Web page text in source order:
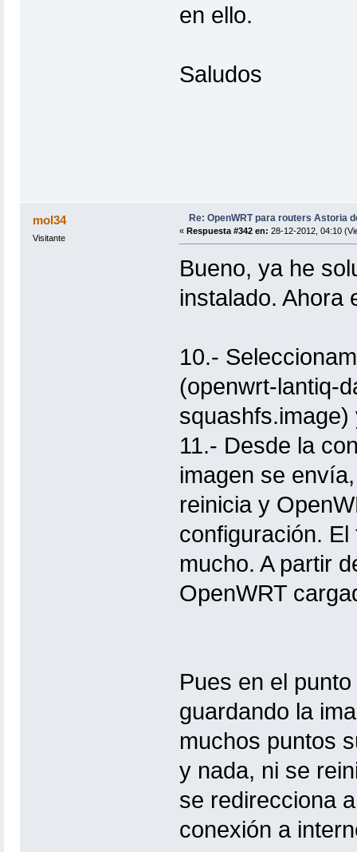
en ello.
Saludos
mol34
Visitante
Re: OpenWRT para routers Astoria
« Respuesta #342 en: 28-12-2012, 04:10
Bueno, ya he
instalado. Ahora
10.-
(openwrt-lantiq-
11.- Desde la
imagen se
reinicia y
configuración.
mucho. A partir
OpenWRT
Pues en el
guardando la
muchos puntos
y nada, ni se
se redirecciona
conexión a